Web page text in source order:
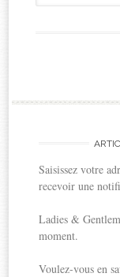
Saisissez votre
recevoir une
Ladies &
moment.
Voulez-vous en